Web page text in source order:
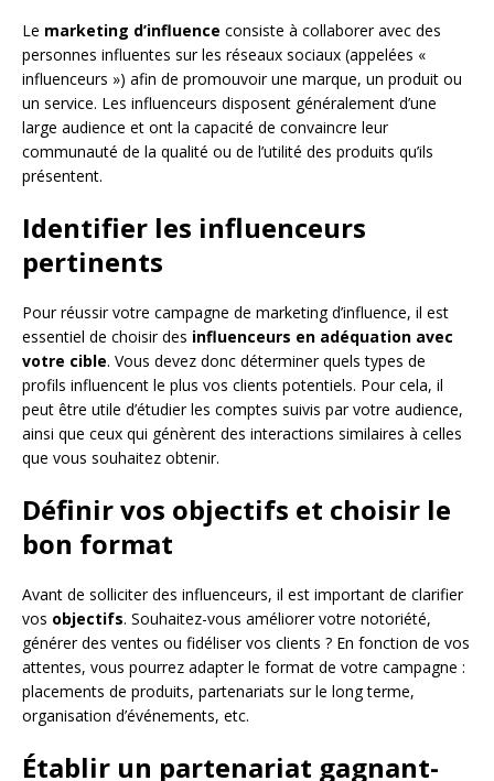
Le marketing d’influence consiste à collaborer avec des
personnes influentes sur les réseaux sociaux (appelées «
influenceurs ») afin de promouvoir une marque, un produit ou
un service. Les influenceurs disposent généralement d’une
large audience et ont la capacité de convaincre leur
communauté de la qualité ou de l’utilité des produits qu’ils
présentent.
Identifier les influenceurs
pertinents
Pour réussir votre campagne de marketing d’influence, il est
essentiel de choisir des influenceurs en adéquation avec
votre cible. Vous devez donc déterminer quels types de
profils influencent le plus vos clients potentiels. Pour cela, il
peut être utile d’étudier les comptes suivis par votre audience,
ainsi que ceux qui génèrent des interactions similaires à celles
que vous souhaitez obtenir.
Définir vos objectifs et choisir le
bon format
Avant de solliciter des influenceurs, il est important de clarifier
vos objectifs. Souhaitez-vous améliorer votre notoriété,
générer des ventes ou fidéliser vos clients ? En fonction de vos
attentes, vous pourrez adapter le format de votre campagne :
placements de produits, partenariats sur le long terme,
organisation d’événements, etc.
Établir un partenariat gagnant-